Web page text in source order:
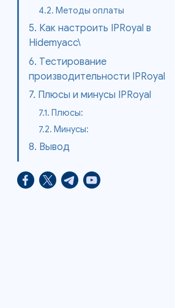
4.2. Методы оплаты
5. Как настроить IPRoyal в
Hidemyacc\
6. Тестирование
производительности IPRoyal
7. Плюсы и минусы IPRoyal
7.1. Плюсы:
7.2. Минусы:
8. Вывод